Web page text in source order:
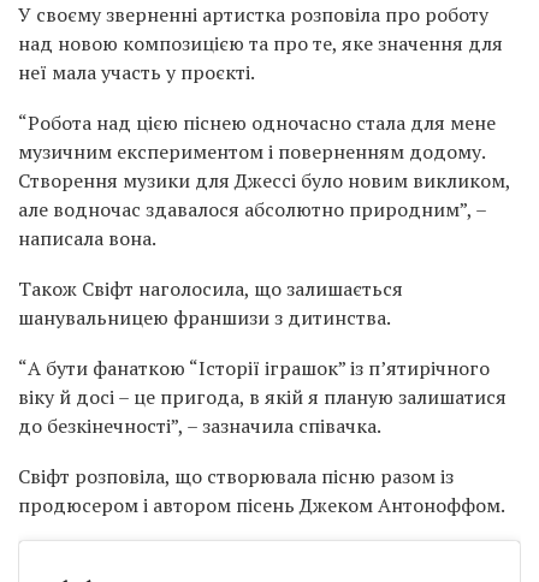
У своєму зверненні артистка розповіла про роботу
над новою композицією та про те, яке значення для
неї мала участь у проєкті.
“Робота над цією піснею одночасно стала для мене
музичним експериментом і поверненням додому.
Створення музики для Джессі було новим викликом,
але водночас здавалося абсолютно природним”, –
написала вона.
Також Свіфт наголосила, що залишається
шанувальницею франшизи з дитинства.
“А бути фанаткою “Історії іграшок” із п’ятирічного
віку й досі – це пригода, в якій я планую залишатися
до безкінечності”, – зазначила співачка.
Свіфт розповіла, що створювала пісню разом із
продюсером і автором пісень Джеком Антоноффом.